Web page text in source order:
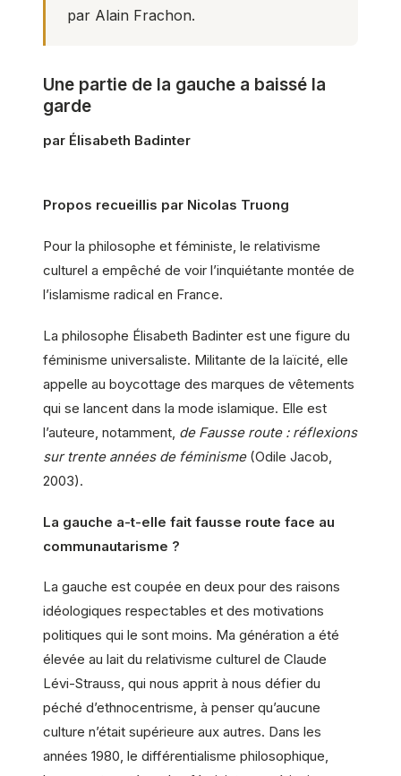
par Alain Frachon.
Une partie de la gauche a baissé la
garde
par Élisabeth Badinter
Propos recueillis par Nicolas Truong
Pour la philosophe et féministe, le relativisme
culturel a empêché de voir l’inquiétante montée de
l’islamisme radical en France.
La philosophe Élisabeth Badinter est une figure du
féminisme universaliste. Militante de la laïcité, elle
appelle au boycottage des marques de vêtements
qui se lancent dans la mode islamique. Elle est
l’auteure, notamment, de Fausse route : réflexions
sur trente années de féminisme(Odile Jacob,
2003).
La gauche a-t-elle fait fausse route face au
communautarisme ?
La gauche est coupée en deux pour des raisons
idéologiques respectables et des motivations
politiques qui le sont moins. Ma génération a été
élevée au lait du relativisme culturel de Claude
Lévi-Strauss, qui nous apprit à nous défier du
péché d’ethnocentrisme, à penser qu’aucune
culture n’était supérieure aux autres. Dans les
années 1980, le différentialisme philosophique,